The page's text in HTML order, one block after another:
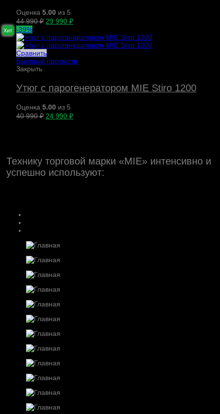
Оценка 5.00 из 5
44 990₽ 29 990 ₽
Хит -39%
Сравнить
Быстрый просмотр
Закрыть
Утюг с парогенератором MIE Stiro 1200
Оценка 5.00 из 5
40 990₽ 24 990 ₽
Технику торговой марки «MIE» интенсивно и
успешно используют: